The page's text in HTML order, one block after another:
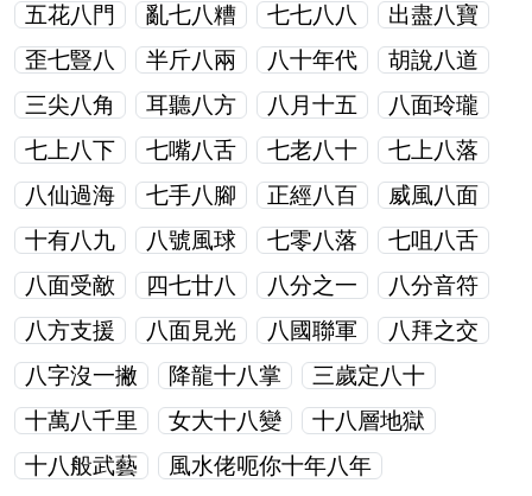
五花八門
亂七八糟 七七八八
出盡八寶
歪七豎八
半斤八兩 八十年代
胡說八道
三尖八角
耳聽八方 八月十五
八面玲瓏
七上八下
七嘴八舌 七老八十
七上八落
八仙過海
七手八腳 正經八百
威風八面
十有八九
八號風球 七零八落
七咀八舌
八面受敵
四七廿八 八分之一
八分音符
八方支援
八面見光 八國聯軍
八拜之交
八字沒一撇
降龍十八掌
三歲定八十
十萬八千里
女大十八變
十八層地獄
十八般武藝
風水佬呃你十年八年